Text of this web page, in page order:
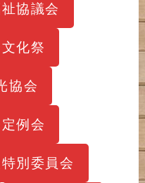
協議会
化祭
協会
例会
別委員会